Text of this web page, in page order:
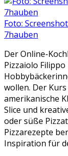
Foto:
7hauben
Der Online-
Pizzaiolo
wollen. Der
amerikanische
Slice und
oder süße
Pizzarezepte
Inspiration für